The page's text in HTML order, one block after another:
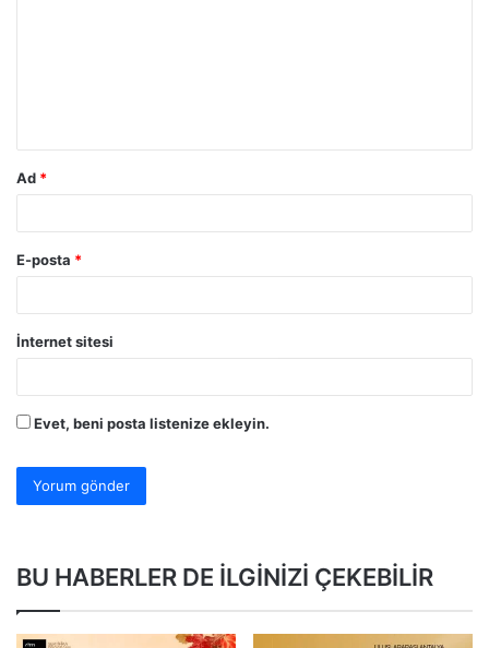
Ad *
E-posta *
İnternet sitesi
Evet, beni posta listenize ekleyin.
BU HABERLER DE İLGİNİZİ ÇEKEBİLİR